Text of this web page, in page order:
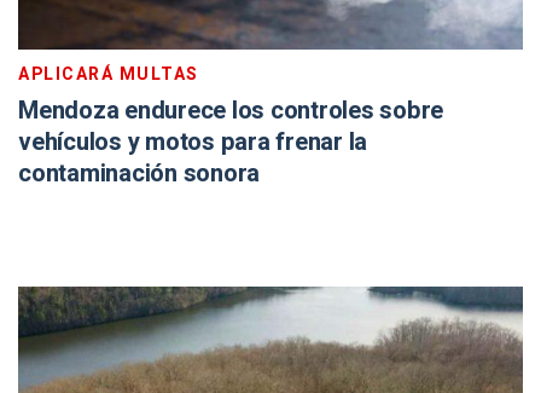
APLICARÁ MULTAS
Mendoza endurece los controles sobre
vehículos y motos para frenar la
contaminación sonora